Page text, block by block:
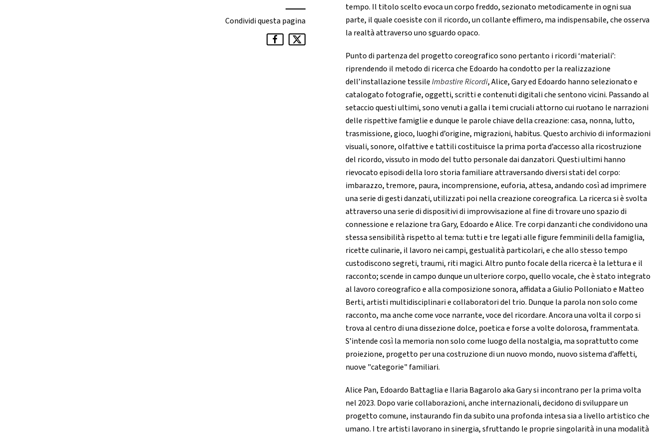
Condividi questa pagina
tempo. Il titolo scelto evoca un corpo freddo, sezionato metodicamente in ogni sua
parte, il quale coesiste con il ricordo, un collante effimero, ma indispensabile, che osserva
la realtà attraverso uno sguardo opaco.
Punto di partenza del progetto coreografico sono pertanto i ricordi ‘materiali’:
riprendendo il metodo di ricerca che Edoardo ha condotto per la realizzazione
dell’installazione tessileImbastire Ricordi, Alice, Gary ed Edoardo hanno selezionato e
catalogato fotografie, oggetti, scritti e contenuti digitali che sentono vicini. Passando al
setaccio questi ultimi, sono venuti a galla i temi cruciali attorno cui ruotano le narrazioni
delle rispettive famiglie e dunque le parole chiave della creazione: casa, nonna, lutto,
trasmissione, gioco, luoghi d’origine, migrazioni, habitus. Questo archivio di informazioni
visuali, sonore, olfattive e tattili costituisce la prima porta d’accesso alla ricostruzione
del ricordo, vissuto in modo del tutto personale dai danzatori. Questi ultimi hanno
rievocato episodi della loro storia familiare attraversando diversi stati del corpo:
imbarazzo, tremore, paura, incomprensione, euforia, attesa, andando così ad imprimere
una serie di gesti danzati, utilizzati poi nella creazione coreografica. La ricerca si è svolta
attraverso una serie di dispositivi di improvvisazione al fine di trovare uno spazio di
connessione e relazione tra Gary, Edoardo e Alice. Tre corpi danzanti che condividono una
stessa sensibilità rispetto al tema: tutti e tre legati alle figure femminili della famiglia,
ricette culinarie, il lavoro nei campi, gestualità particolari, e che allo stesso tempo
custodiscono segreti, traumi, riti magici. Altro punto focale della ricerca è la lettura e il
racconto; scende in campo dunque un ulteriore corpo, quello vocale, che è stato integrato
al lavoro coreografico e alla composizione sonora, affidata a Giulio Polloniato e Matteo
Berti, artisti multidisciplinari e collaboratori del trio. Dunque la parola non solo come
racconto, ma anche come voce narrante, voce del ricordare. Ancora una volta il corpo si
trova al centro di una dissezione dolce, poetica e forse a volte dolorosa, frammentata.
S’intende così la memoria non solo come luogo della nostalgia, ma soprattutto come
proiezione, progetto per una costruzione di un nuovo mondo, nuovo sistema d’affetti,
nuove "categorie" familiari.
Alice Pan, Edoardo Battaglia e Ilaria Bagarolo aka Gary si incontrano per la prima volta
nel 2023. Dopo varie collaborazioni, anche internazionali, decidono di sviluppare un
progetto comune, instaurando fin da subito una profonda intesa sia a livello artistico che
umano. I tre artisti lavorano in sinergia, sfruttando le proprie singolarità in una modalità